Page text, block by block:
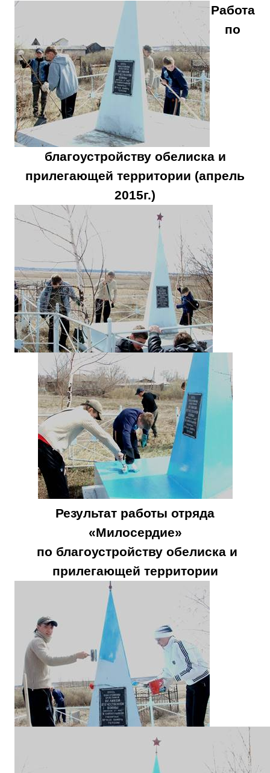
Работа
по
благоустройству обелиска и
прилегающей территории (апрель
2015г.)
Результат работы отряда
«Милосердие»
по благоустройству обелиска и
прилегающей территории